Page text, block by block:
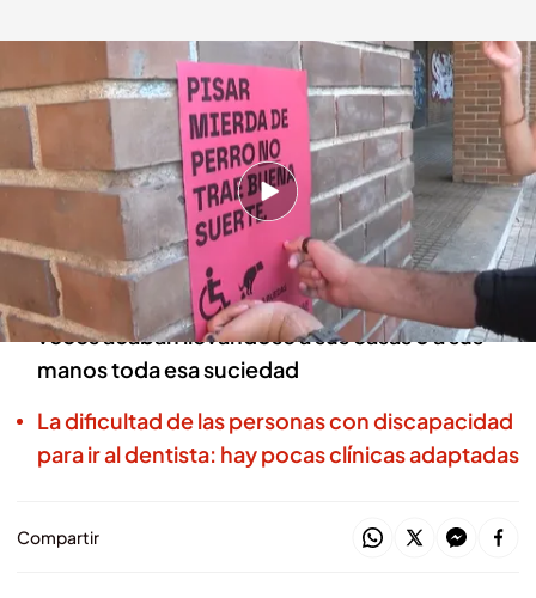
Así es el día a día de muchas personas en Vitoria (Álava)
Redacción digital Noticias Cuatro
23 JUL 2024 - 17:08h.
La campaña se denomina 'Espacios limpios y
actividades cívicas por una movilidad inclusiva'
Las personas con movilidad reducida muchas
veces acaban llevándose a sus casas o a sus
manos toda esa suciedad
La dificultad de las personas con discapacidad
para ir al dentista: hay pocas clínicas adaptadas
Compartir